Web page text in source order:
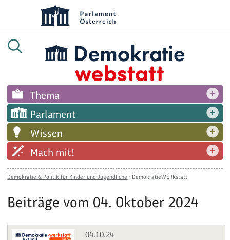
Thema
Parlament
Wissen
Mach mit!
Demokratie & Politik für Kinder und Jugendliche › DemokratieWERKstatt
Beiträge vom 04. Oktober 2024
04.10.24